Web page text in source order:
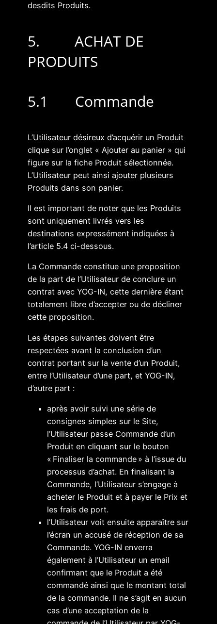
desdits Produits.
5. ACHAT DE
PRODUITS
5.1 Commande
L’Utilisateur désireux d’acquérir un Produit
clique sur l’onglet « Ajouter au panier » qui
figure sur la fiche Produit sélectionnée.
L’Utilisateur peut ainsi ajouter plusieurs
Produits dans son panier.
Il est important de noter que les Produits
sont uniquement livrés vers les
destinations expressément indiquées à
l’article 5.4 ci-dessous.
La Commande constitue une proposition
de la part de l’Utilisateur de conclure un
contrat avec YOG-IN, cette dernière étant
totalement libre d’accepter ou de décliner
cette proposition.
Les étapes suivantes doivent être
respectées avant la conclusion d’un
contrat portant sur la vente d’un Produit,
entre l’Utilisateur d’une part, et YOG-IN,
d’autre part :
après avoir suivi une série de
consignes simples sur le Site,
l’Utilisateur passe Commande d’un
Produit en cliquant sur le bouton
« Finaliser la commande » à l’issue du
processus d’achat. En finalisant la
Commande, l’Utilisateur s’engage à
acheter le Produit et à payer le Prix et
les frais de port.
l’Utilisateur voit ensuite apparaître sur
l’écran un accusé de réception de sa
Commande. YOG-IN enverra
également à l’Utilisateur un email
confirmant que le Produit a été
commandé ainsi que le montant total
de la commande. Il ne s’agit en aucun
cas d’une acceptation de la